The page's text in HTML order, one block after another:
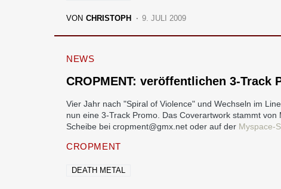
VON CHRISTOPH 9. JULI 2009
NEWS
CROPMENT: veröffentlichen 3-Track
Vier Jahr nach "Spiral of Violence" und Wechseln im
nun eine 3-Track Promo. Das Coverartwork stammt von
Scheibe bei cropment@gmx.net oder auf der Myspace-
CROPMENT
DEATH METAL